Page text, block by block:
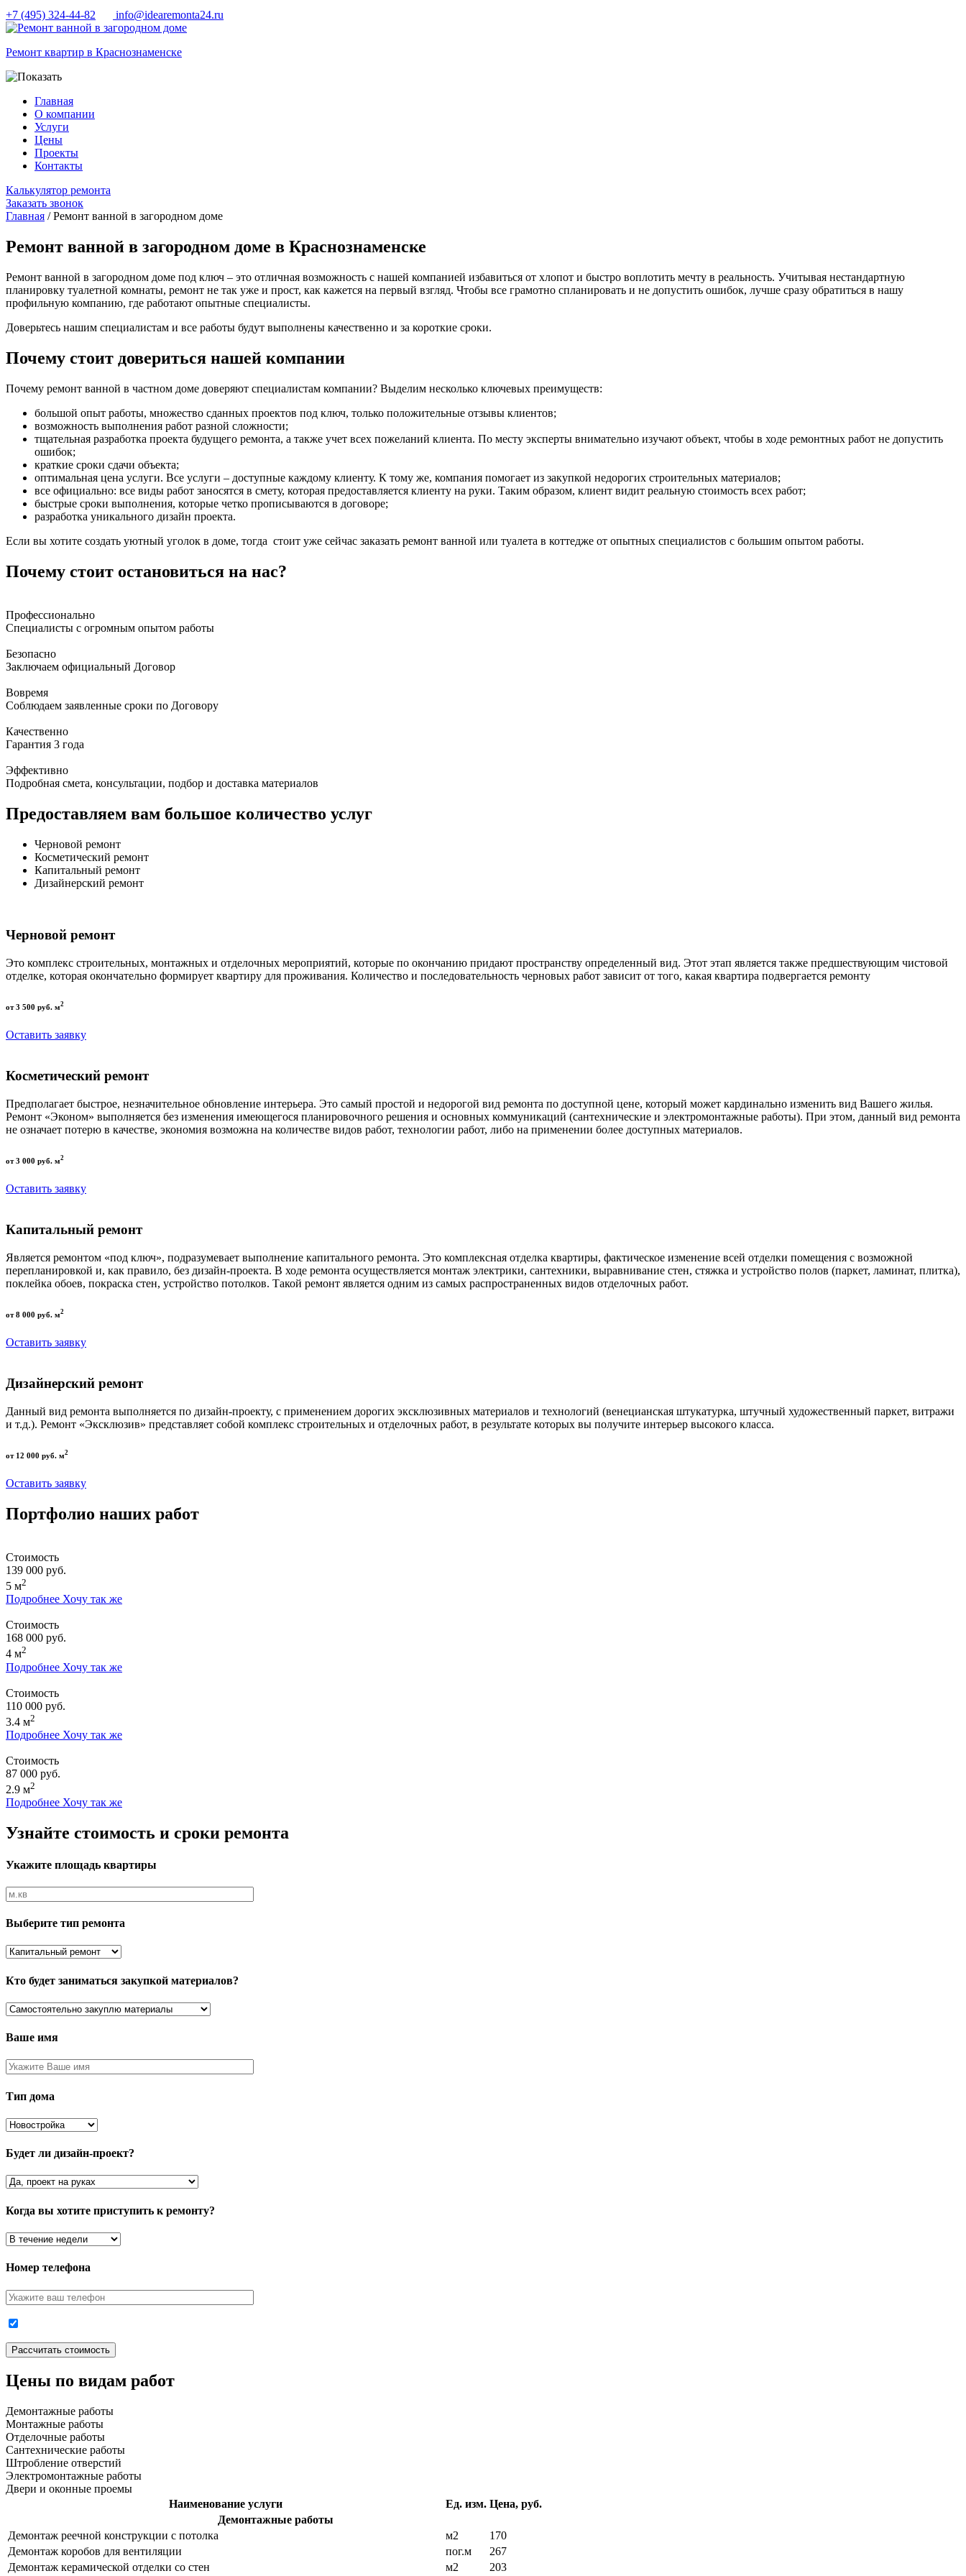
+7 (495) 324-44-82 info@idearemonta24.ru
Ремонт квартир в Краснознаменске
Главная
О компании
Услуги
Цены
Проекты
Контакты
Калькулятор ремонта
Заказать звонок
Главная / Ремонт ванной в загородном доме
Ремонт ванной в загородном доме в Краснознаменске
Ремонт ванной в загородном доме под ключ – это отличная возможность с нашей компанией избавиться от хлопот и быстро воплотить мечту в реальность. Учитывая нестандартную
планировку туалетной комнаты, ремонт не так уже и прост, как кажется на первый взгляд. Чтобы все грамотно спланировать и не допустить ошибок, лучше сразу обратиться в нашу
профильную компанию, где работают опытные специалисты.
Доверьтесь нашим специалистам и все работы будут выполнены качественно и за короткие сроки.
Почему стоит довериться нашей компании
Почему ремонт ванной в частном доме доверяют специалистам компании? Выделим несколько ключевых преимуществ:
большой опыт работы, множество сданных проектов под ключ, только положительные отзывы клиентов;
возможность выполнения работ разной сложности;
тщательная разработка проекта будущего ремонта, а также учет всех пожеланий клиента. По месту эксперты внимательно изучают объект, чтобы в ходе ремонтных работ не допустить
ошибок;
краткие сроки сдачи объекта;
оптимальная цена услуги. Все услуги – доступные каждому клиенту. К тому же, компания помогает из закупкой недорогих строительных материалов;
все официально: все виды работ заносятся в смету, которая предоставляется клиенту на руки. Таким образом, клиент видит реальную стоимость всех работ;
быстрые сроки выполнения, которые четко прописываются в договоре;
разработка уникального дизайн проекта.
Если вы хотите создать уютный уголок в доме, тогда стоит уже сейчас заказать ремонт ванной или туалета в коттедже от опытных специалистов с большим опытом работы.
Почему стоит остановиться на нас?
Профессионально
Специалисты с огромным опытом работы
Безопасно
Заключаем официальный Договор
Вовремя
Соблюдаем заявленные сроки по Договору
Качественно
Гарантия 3 года
Эффективно
Подробная смета, консультации, подбор и доставка материалов
Предоставляем вам большое количество услуг
Черновой ремонт
Косметический ремонт
Капитальный ремонт
Дизайнерский ремонт
Черновой ремонт
Это комплекс строительных, монтажных и отделочных мероприятий, которые по окончанию придают пространству определенный вид. Этот этап является также предшествующим чистовой
отделке, которая окончательно формирует квартиру для проживания. Количество и последовательность черновых работ зависит от того, какая квартира подвергается ремонту
от 3 500 руб. м2
Оставить заявку
Косметический ремонт
Предполагает быстрое, незначительное обновление интерьера. Это самый простой и недорогой вид ремонта по доступной цене, который может кардинально изменить вид Вашего жилья.
Ремонт «Эконом» выполняется без изменения имеющегося планировочного решения и основных коммуникаций (сантехнические и электромонтажные работы). При этом, данный вид ремонта
не означает потерю в качестве, экономия возможна на количестве видов работ, технологии работ, либо на применении более доступных материалов.
от 3 000 руб. м2
Оставить заявку
Капитальный ремонт
Является ремонтом «под ключ», подразумевает выполнение капитального ремонта. Это комплексная отделка квартиры, фактическое изменение всей отделки помещения с возможной
перепланировкой и, как правило, без дизайн-проекта. В ходе ремонта осуществляется монтаж электрики, сантехники, выравнивание стен, стяжка и устройство полов (паркет, ламинат, плитка),
поклейка обоев, покраска стен, устройство потолков. Такой ремонт является одним из самых распространенных видов отделочных работ.
от 8 000 руб. м2
Оставить заявку
Дизайнерский ремонт
Данный вид ремонта выполняется по дизайн-проекту, с применением дорогих эксклюзивных материалов и технологий (венецианская штукатурка, штучный художественный паркет, витражи
и т.д.). Ремонт «Эксклюзив» представляет собой комплекс строительных и отделочных работ, в результате которых вы получите интерьер высокого класса.
от 12 000 руб. м2
Оставить заявку
Портфолио наших работ
Стоимость
139 000 руб.
5 м2
Подробнее Хочу так же
Стоимость
168 000 руб.
4 м2
Подробнее Хочу так же
Стоимость
110 000 руб.
3.4 м2
Подробнее Хочу так же
Стоимость
87 000 руб.
2.9 м2
Подробнее Хочу так же
Узнайте стоимость и сроки ремонта
Укажите площадь квартиры
Выберите тип ремонта
Кто будет заниматься закупкой материалов?
Ваше имя
Тип дома
Будет ли дизайн-проект?
Когда вы хотите приступить к ремонту?
Номер телефона
Цены по видам работ
Демонтажные работы
Монтажные работы
Отделочные работы
Сантехнические работы
Штробление отверстий
Электромонтажные работы
Двери и оконные проемы
Наименование услуги
Ед. изм. Цена, руб.
Демонтажные работы
Демонтаж реечной конструкции с потолка
м2
170
Демонтаж коробов для вентиляции
пог.м
267
Демонтаж керамической отделки со стен
м2 203